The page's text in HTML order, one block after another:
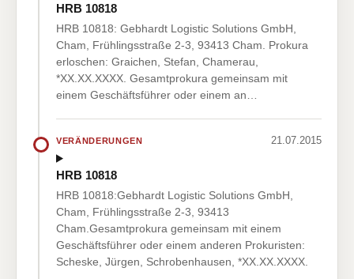
HRB 10818
HRB 10818: Gebhardt Logistic Solutions GmbH,
Cham, Frühlingsstraße 2-3, 93413 Cham. Prokura
erloschen: Graichen, Stefan, Chamerau,
*XX.XX.XXXX. Gesamtprokura gemeinsam mit
einem Geschäftsführer oder einem an…
VERÄNDERUNGEN 21.07.2015
HRB 10818
HRB 10818:Gebhardt Logistic Solutions GmbH,
Cham, Frühlingsstraße 2-3, 93413
Cham.Gesamtprokura gemeinsam mit einem
Geschäftsführer oder einem anderen Prokuristen:
Scheske, Jürgen, Schrobenhausen, *XX.XX.XXXX.